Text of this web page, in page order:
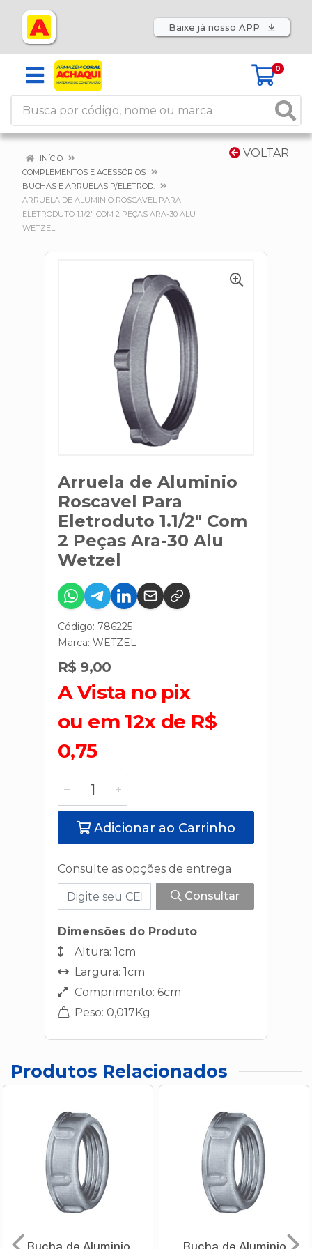
Baixe já nosso APP
0
VOLTAR
INÍCIO
COMPLEMENTOS E ACESSÓRIOS
BUCHAS E ARRUELAS P/ELETROD.
ARRUELA DE ALUMINIO ROSCAVEL PARA
ELETRODUTO 1.1/2" COM 2 PEÇAS ARA-30 ALU
WETZEL
Arruela de Aluminio
Roscavel Para
Eletroduto 1.1/2" Com
2 Peças Ara-30 Alu
Wetzel
Código: 786225
Marca: WETZEL
R$ 9,00
A Vista no pix
ou em 12x de R$
0,75
Adicionar ao Carrinho
Consulte as opções de entrega
Consultar
Dimensões do Produto
Altura: 1cm
Largura: 1cm
Comprimento: 6cm
Peso: 0,017Kg
Produtos Relacionados